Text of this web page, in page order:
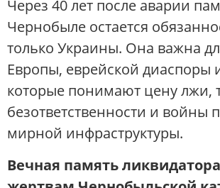
Через 40 лет после аварии
Чернобыле остается
только Украины. Она важна
Европы, еврейской диаспоры
которые понимают цену лжи,
безответственности и войны
мирной инфраструктуры.
Вечная память